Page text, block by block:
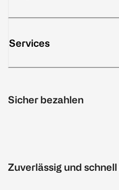
Services
Sicher bezahlen
Zuverlässig und